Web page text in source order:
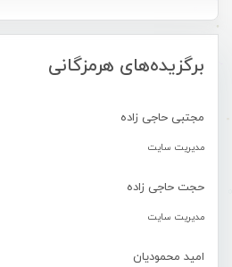
برگزیده‌های هرمزگانی
مجتبی حاجی زاده
مدیریت سایت
حجت حاجی زاده
مدیریت سایت
امید محمودیان